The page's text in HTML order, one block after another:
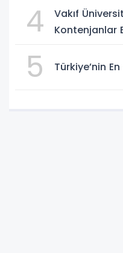
4
Vakıf
Kontenjanlar
5 Türkiye’nin